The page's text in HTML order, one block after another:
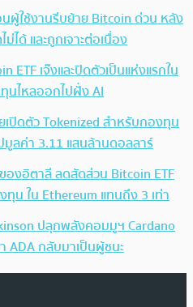
นผู้ใช้งานรีบย้าย Bitcoin ด่วน หลัง
ได้ และถูกเจาะต่อเนื่อง
ETF เจ๊งและปิดตัวเป็นแห่งแรกใน
นไหลออกไปฝั่ง AI
เปิดตัว Tokenized สำหรับกองทุน
มูลค่า 3.11 แสนล้านดอลลาร์
งอิตาลี ลดสัดส่วน Bitcoin ETF
น ใน Ethereum แทนถึง 3 เท่า
ปลุกพลังคอมมูฯ Cardano
ADA กลับมาเป็นผู้ชนะ